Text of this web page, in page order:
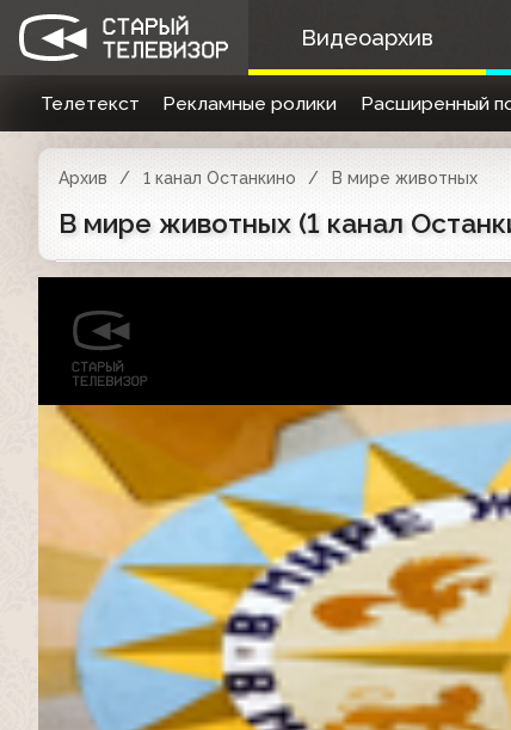
Видеоархив
Телетекст Рекламные ролики Расширенный
Архив 1 канал Останкино В мире животных
В мире животных (1 канал